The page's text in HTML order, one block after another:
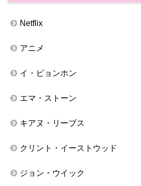
Netflix
アニメ
イ・ビョンホン
エマ・ストーン
キアヌ・リーブス
クリント・イーストウッド
ジョン・ウイック